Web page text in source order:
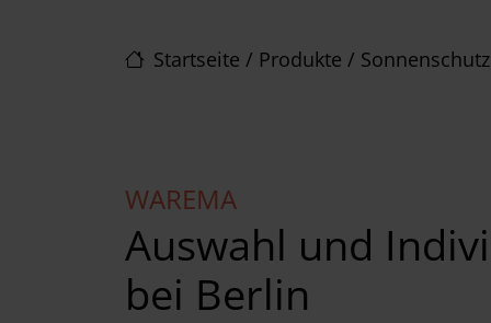
Startseite / Produkte /
WAREMA
Auswahl und
bei Berlin